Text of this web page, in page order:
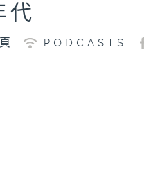
代
PODCASTS